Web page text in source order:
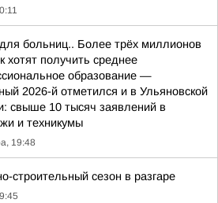
больниц.. Более трёх миллионов
хотят получить среднее
образование —
2026-й отметился и в Ульяновской
свыше 10 тысяч заявлений в
и техникумы
19:48
строительный сезон в разгаре